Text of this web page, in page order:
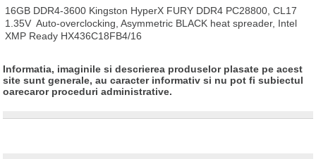
16GB DDR4-3600 Kingston HyperX FURY DDR4 PC28800, CL17
1.35V  Auto-overclocking, Asymmetric BLACK heat spreader, Intel
XMP Ready HX436C18FB4/16
Informatia, imaginile si descrierea produselor plasate pe acest
site sunt generale, au caracter informativ si nu pot fi subiectul
oarecaror proceduri administrative.